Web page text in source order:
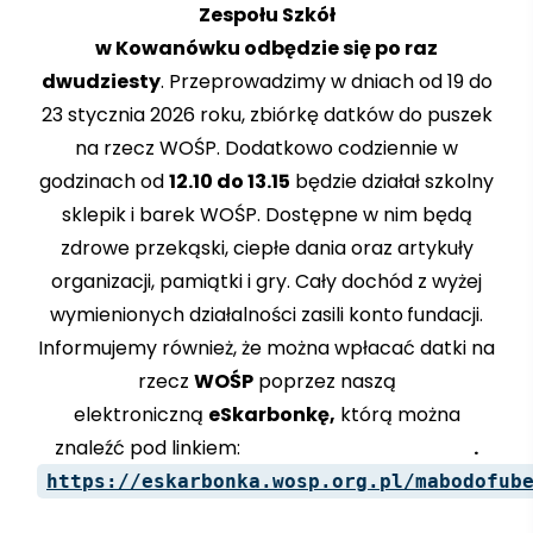
Zespołu Szkół
w Kowanówku odbędzie się po raz
dwudziesty. Przeprowadzimy w dniach od 19 do
23 stycznia 2026 roku, zbiórkę datków do puszek
na rzecz WOŚP. Dodatkowo codziennie w
godzinach od12.10 do 13.15 będzie działał szkolny
sklepik i barek WOŚP. Dostępne w nim będą
zdrowe przekąski, ciepłe dania oraz artykuły
organizacji, pamiątki i gry. Cały dochód z wyżej
wymienionych działalności zasili kontofundacji.
Informujemy również, że można wpłacać datki na
rzecz WOŚPpoprzez naszą
elektroniczną eSkarbonkę, którą można
znaleźć pod linkiem: .
https://eskarbonka.wosp.org.pl/mabodofube